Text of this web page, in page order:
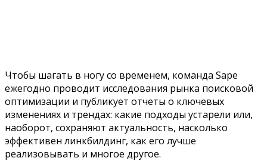
Чтобы шагать в ногу со временем, команда Sape
ежегодно проводит исследования рынка поисковой
оптимизации и публикует отчеты о ключевых
изменениях и трендах: какие подходы устарели или,
наоборот, сохраняют актуальность, насколько
эффективен линкбилдинг, как его лучше
реализовывать и многое другое.